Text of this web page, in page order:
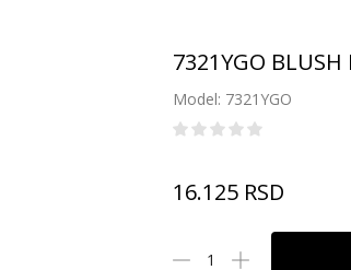
7321YGO
Model: 7321YGO
16.125 RSD